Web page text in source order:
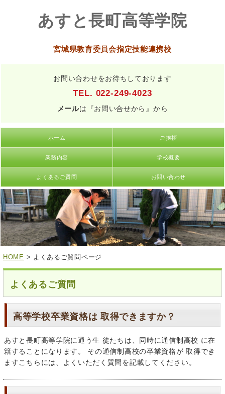
あすと長町高等学院
宮城県教育委員会指定技能連携校
お問い合わせをお待ちしております
TEL. 022-249-4023
メールは『お問い合せから』から
ホーム ご挨拶
業務内容 学校概要
よくあるご質問 お問い合わせ
HOME > よくあるご質問ページ
よくあるご質問
高等学校卒業資格は 取得できますか？
あすと長町高等学院に通う生 徒たちは、同時に通信制高校 に在
籍することになります。 その通信制高校の卒業資格が 取得でき
ますこちらには、よくいただく質問を記載してください。